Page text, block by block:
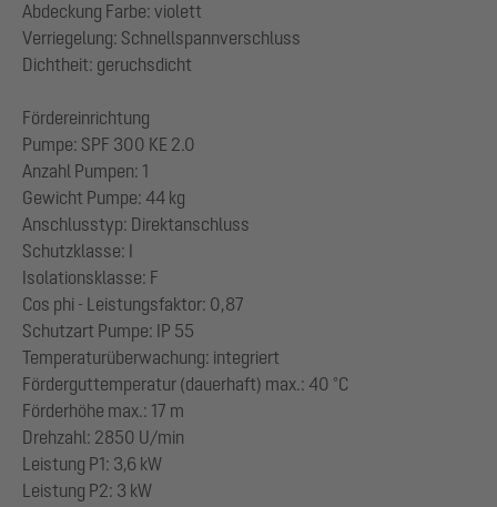
Abdeckung Farbe: violett
Verriegelung: Schnellspannverschluss
Dichtheit: geruchsdicht
Fördereinrichtung
Pumpe: SPF 300 KE 2.0
Anzahl Pumpen: 1
Gewicht Pumpe: 44 kg
Anschlusstyp: Direktanschluss
Schutzklasse: I
Isolationsklasse: F
Cos phi - Leistungsfaktor: 0,87
Schutzart Pumpe: IP 55
Temperaturüberwachung: integriert
Förderguttemperatur (dauerhaft) max.: 40 °C
Förderhöhe max.: 17 m
Drehzahl: 2850 U/min
Leistung P1: 3,6 kW
Leistung P2: 3 kW